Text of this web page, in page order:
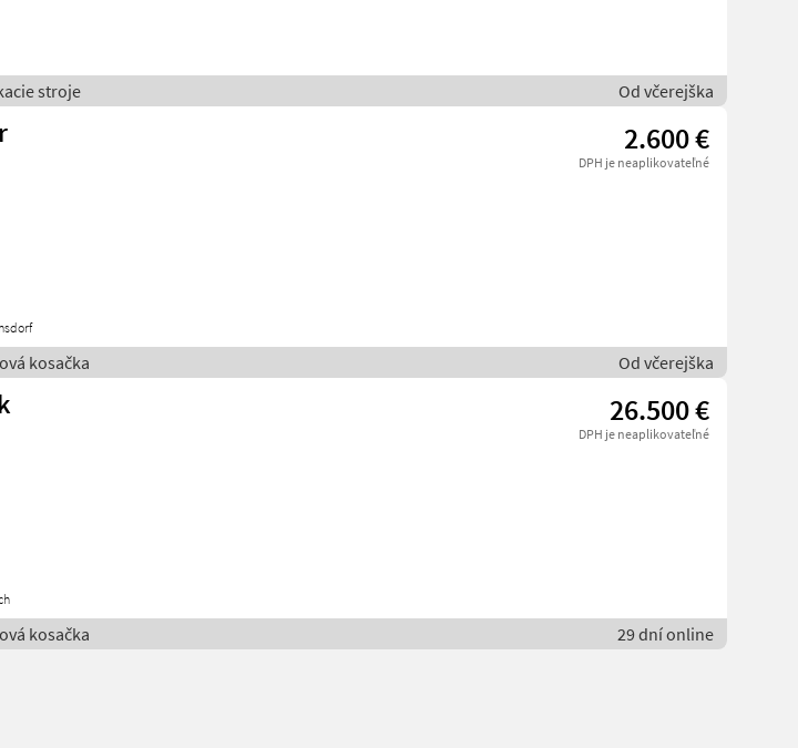
stroje Od včerejška
2.600 €
DPH je neaplikovateľné
Komunálne stroje / Spádová kosačka Od včerejška
26.500 €
DPH je neaplikovateľné
Komunálne stroje / Spádová kosačka 29 dní online